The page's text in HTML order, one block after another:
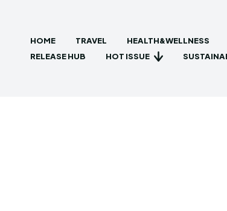
HOME TRAVEL HEALTH&WELLNESS
RELEASE HUB
HOT ISSUE